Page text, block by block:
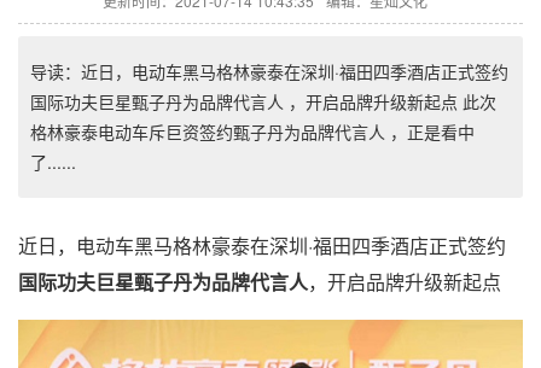
导读：近日，电动车黑马格林豪泰在深圳·福田四季酒店正式签约
国际功夫巨星甄子丹为品牌代言人 ，开启品牌升级新起点 此次
格林豪泰电动车斥巨资签约甄子丹为品牌代言人 ，正是看中
了......
近日，电动车黑马格林豪泰在深圳·福田四季酒店正式签约
国际功夫巨星甄子丹为品牌代言人，开启品牌升级新起点